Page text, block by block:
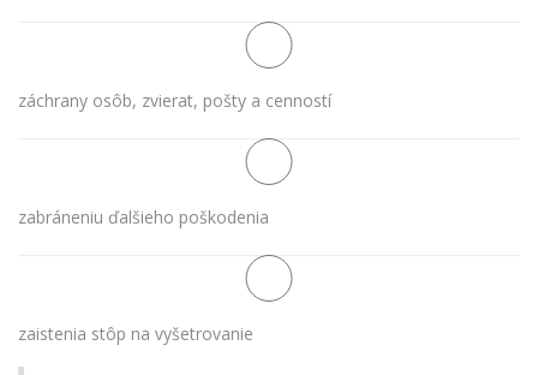
záchrany osôb, zvierat, pošty a cenností
zabráneniu ďalšieho poškodenia
zaistenia stôp na vyšetrovanie